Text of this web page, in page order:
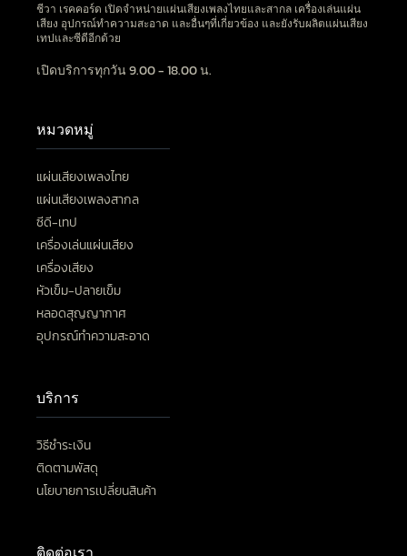
ชีวา เรคคอร์ด เปิดจำหน่ายแผ่นเสียงเพลงไทยและสากล เครื่องเล่นแผ่น
เสียง อุปกรณ์ทำความสะอาด และอื่นๆที่เกี่ยวข้อง และยังรับผลิตแผ่นเสียง
เทปและซีดีอีกด้วย
เปิดบริการทุกวัน 9.00 - 18.00 น.
หมวดหมู่
แผ่นเสียงเพลงไทย
แผ่นเสียงเพลงสากล
ซีดี-เทป
เครื่องเล่นแผ่นเสียง
เครื่องเสียง
หัวเข็ม-ปลายเข็ม
หลอดสุญญากาศ
อุปกรณ์ทำความสะอาด
บริการ
วิธีชำระเงิน
ติดตามพัสดุ
นโยบายการเปลี่ยนสินค้า